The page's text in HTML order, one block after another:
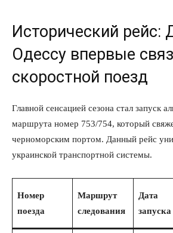
Исторический рейс:
Одессу впервые
скоростной поезд
Главной сенсацией сезона стал запуск
маршрута номер 753/754, который
черноморским портом. Данный рейс
украинской транспортной системы.
Номер
поезда
Маршрут
следования
Дата
запуска